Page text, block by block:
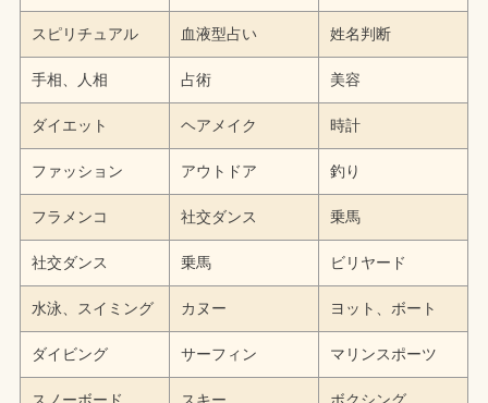
スピリチュアル 血液型占い 姓名判断
手相、人相 占術 美容
ダイエット ヘアメイク 時計
ファッション アウトドア 釣り
フラメンコ 社交ダンス 乗馬
社交ダンス 乗馬 ビリヤード
水泳、スイミング カヌー ヨット、ボート
ダイビング サーフィン マリンスポーツ